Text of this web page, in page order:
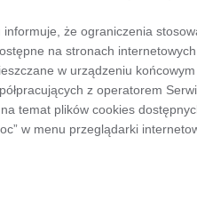
że ograniczenia
na stronach internetowych
w urządzeniu
z operatorem
temat plików cookies
w menu przeglądarki